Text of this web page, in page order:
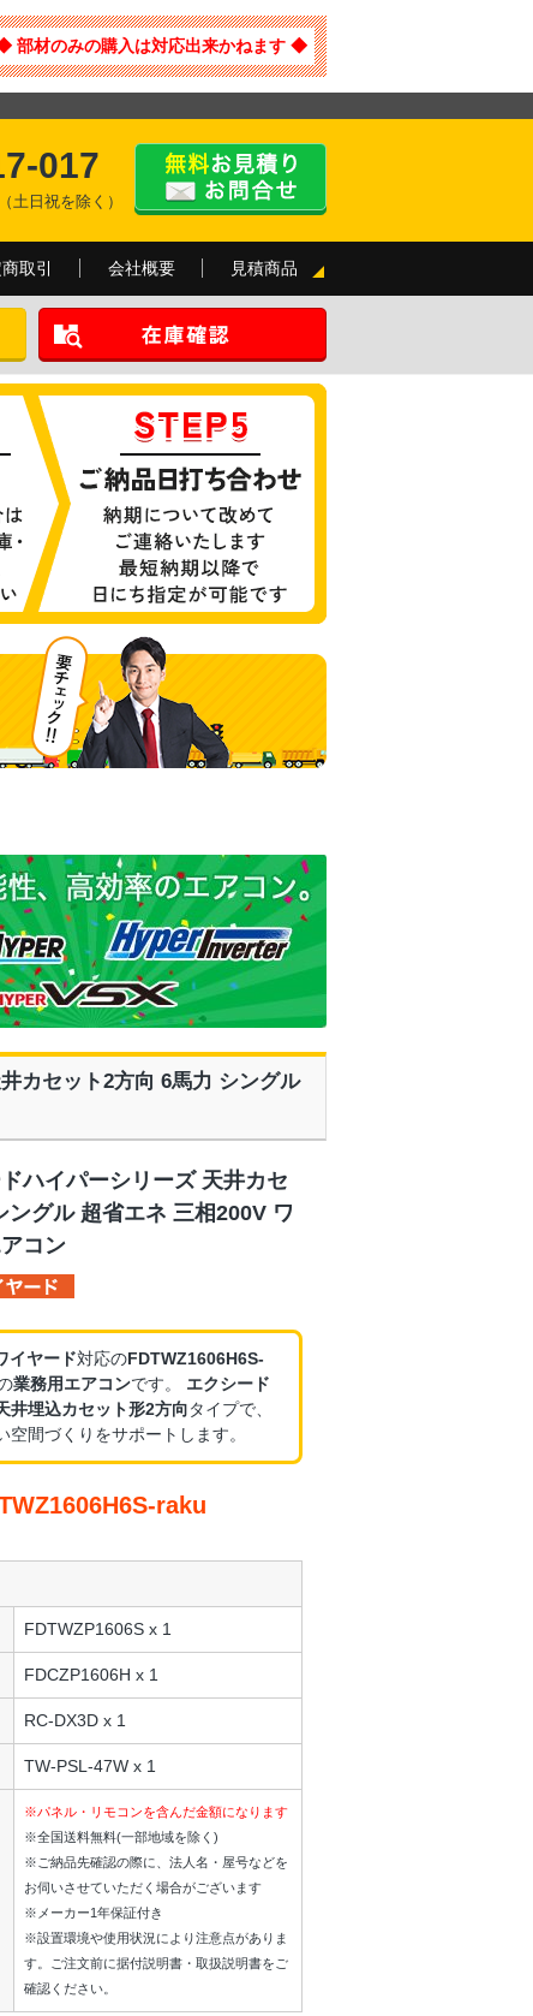
部材のみの購入は対応出来かねます ◆
017
日祝を除く）
取引 会社概要 見積商品
カセット2方向 6馬力 シングル
ハイパーシリーズ 天井カセ
ングル 超省エネ 三相200V ワ
コン
イヤード対応のFDTWZ1606H6S-
業務用エアコンです。 エクシード
井埋込カセット形2方向タイプで、
空間づくりをサポートします。
raku
FDTWZP1606S x 1
FDCZP1606H x 1
RC-DX3D x 1
TW-PSL-47W x 1
※パネル・リモコンを含んだ金額になります
※全国送料無料(一部地域を除く)
※ご納品先確認の際に、法人名・屋号などを
お伺いさせていただく場合がございます
※メーカー1年保証付き
※設置環境や使用状況により注意点がありま
す。ご注文前に据付説明書・取扱説明書をご
確認ください。